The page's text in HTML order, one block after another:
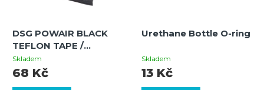
DSG POWAIR BLACK
TEFLON TAPE /
SCHWARZES
TEFLONBAND (50CM X
Skladem
68 Kč
Urethane Bottle O-ring
Skladem
13 Kč